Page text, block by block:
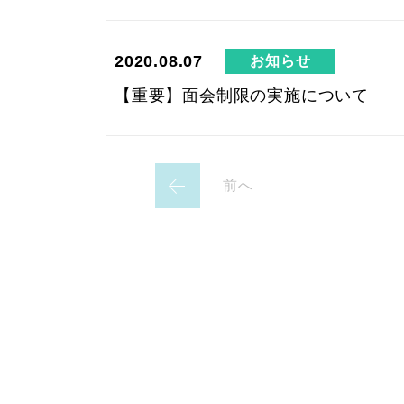
2020.08.07 お知らせ
【重要】面会制限の実施について
前へ